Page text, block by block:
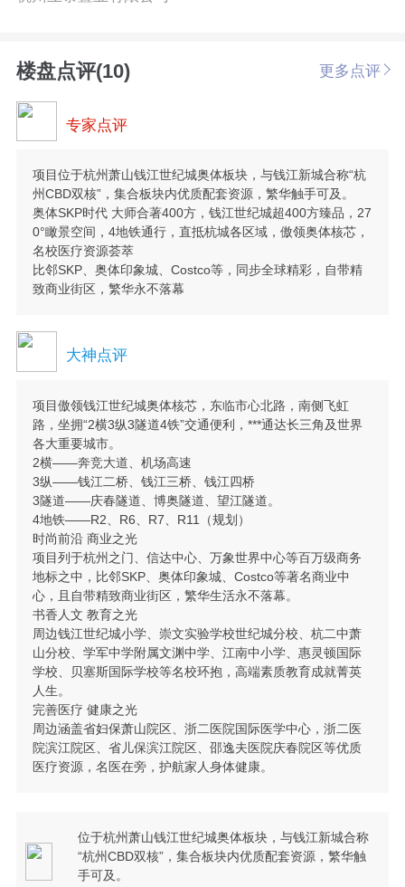
楼盘点评(10) 更多点评
专家点评
项目位于杭州萧山钱江世纪城奥体板块，与钱江新城合称“杭
州CBD双核”，集合板块内优质配套资源，繁华触手可及。
奥体SKP时代 大师合著400方，钱江世纪城超400方臻品，27
0°瞰景空间，4地铁通行，直抵杭城各区域，傲领奥体核芯，
名校医疗资源荟萃
比邻SKP、奥体印象城、Costco等，同步全球精彩，自带精
致商业街区，繁华永不落幕
大神点评
项目傲领钱江世纪城奥体核芯，东临市心北路，南侧飞虹
路，坐拥“2横3纵3隧道4铁”交通便利，***通达长三角及世界
各大重要城市。
2横——奔竞大道、机场高速
3纵——钱江二桥、钱江三桥、钱江四桥
3隧道——庆春隧道、博奥隧道、望江隧道。
4地铁——R2、R6、R7、R11（规划）
时尚前沿 商业之光
项目列于杭州之门、信达中心、万象世界中心等百万级商务
地标之中，比邻SKP、奥体印象城、Costco等著名商业中
心，且自带精致商业街区，繁华生活永不落幕。
书香人文 教育之光
周边钱江世纪城小学、崇文实验学校世纪城分校、杭二中萧
山分校、学军中学附属文渊中学、江南中小学、惠灵顿国际
学校、贝塞斯国际学校等名校环抱，高端素质教育成就菁英
人生。
完善医疗 健康之光
周边涵盖省妇保萧山院区、浙二医院国际医学中心，浙二医
院滨江院区、省儿保滨江院区、邵逸夫医院庆春院区等优质
医疗资源，名医在旁，护航家人身体健康。
位于杭州萧山钱江世纪城奥体板块，与钱江新城合称
“杭州CBD双核”，集合板块内优质配套资源，繁华触
手可及。